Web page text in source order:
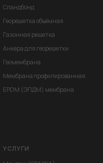
Спандбонд
Георешетка объёмная
Газонная решетка
Анкера для георешетки
Геомембрана
Мембрана профилированная
EPDM (ЭПДМ) мембрана
УСЛУГИ